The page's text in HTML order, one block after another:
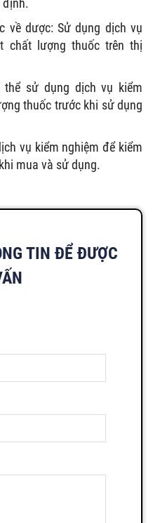
định.
về dược: Sử dụng dịch vụ
chất lượng thuốc trên thị
thể sử dụng dịch vụ kiểm
thuốc trước khi sử dụng
vụ kiểm nghiệm để kiểm
mua và sử dụng.
TIN ĐỂ ĐƯỢC